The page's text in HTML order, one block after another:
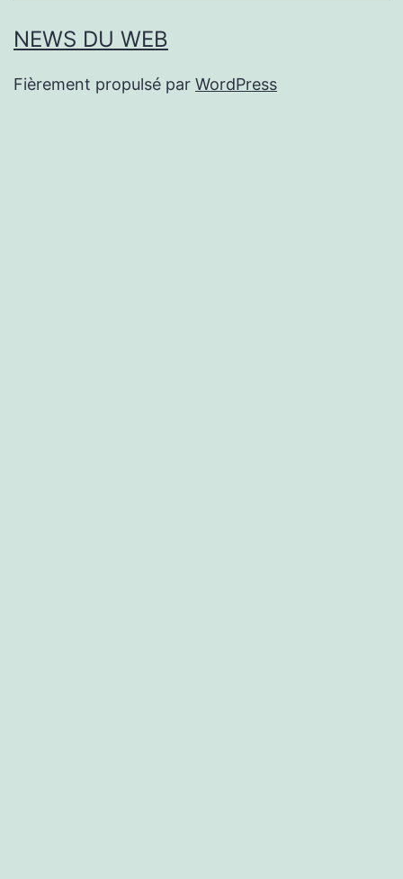
NEWS DU WEB
Fièrement propulsé par WordPress